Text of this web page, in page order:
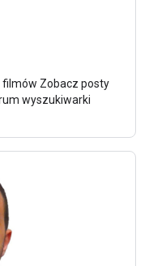
Zobacz posty
wyszukiwarki